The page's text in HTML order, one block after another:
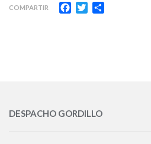
COMPARTIR Facebook
Twitter
DESPACHO GORDILLO